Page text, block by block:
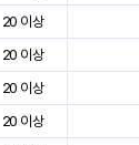
20 이상
20 이상
20 이상
20 이상